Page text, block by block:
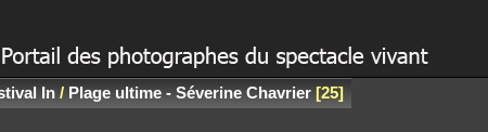
In/ Plage ultime - Séverine Chavrier 25